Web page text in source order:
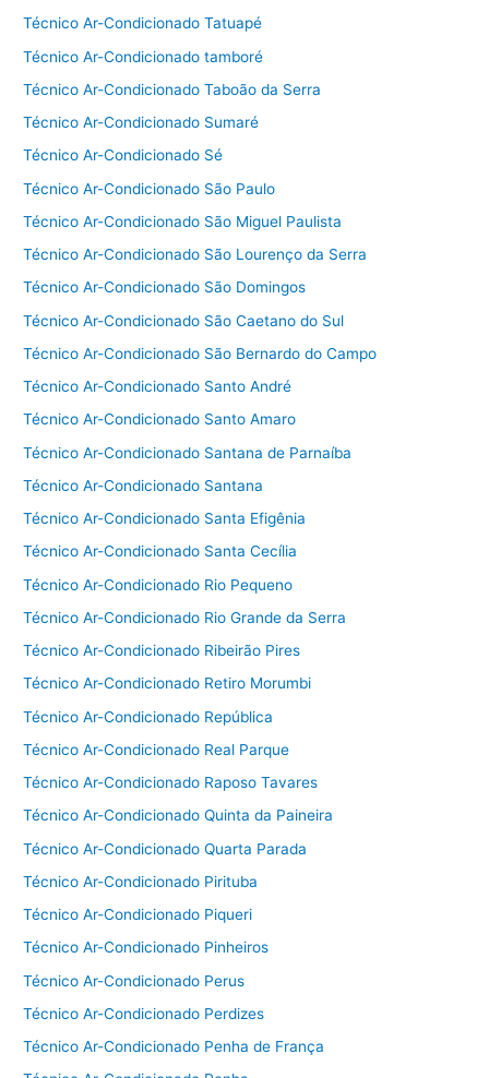
Técnico Ar-Condicionado Tatuapé
Técnico Ar-Condicionado tamboré
Técnico Ar-Condicionado Taboão da Serra
Técnico Ar-Condicionado Sumaré
Técnico Ar-Condicionado Sé
Técnico Ar-Condicionado São Paulo
Técnico Ar-Condicionado São Miguel Paulista
Técnico Ar-Condicionado São Lourenço da Serra
Técnico Ar-Condicionado São Domingos
Técnico Ar-Condicionado São Caetano do Sul
Técnico Ar-Condicionado São Bernardo do Campo
Técnico Ar-Condicionado Santo André
Técnico Ar-Condicionado Santo Amaro
Técnico Ar-Condicionado Santana de Parnaíba
Técnico Ar-Condicionado Santana
Técnico Ar-Condicionado Santa Efigênia
Técnico Ar-Condicionado Santa Cecília
Técnico Ar-Condicionado Rio Pequeno
Técnico Ar-Condicionado Rio Grande da Serra
Técnico Ar-Condicionado Ribeirão Pires
Técnico Ar-Condicionado Retiro Morumbi
Técnico Ar-Condicionado República
Técnico Ar-Condicionado Real Parque
Técnico Ar-Condicionado Raposo Tavares
Técnico Ar-Condicionado Quinta da Paineira
Técnico Ar-Condicionado Quarta Parada
Técnico Ar-Condicionado Pirituba
Técnico Ar-Condicionado Piqueri
Técnico Ar-Condicionado Pinheiros
Técnico Ar-Condicionado Perus
Técnico Ar-Condicionado Perdizes
Técnico Ar-Condicionado Penha de França